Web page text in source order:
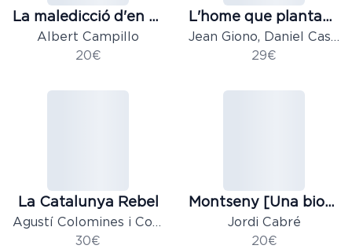
La maledicció d'en Serrallonga
Albert Campillo
20€
L'home que plantava arbres
Jean Giono, Daniel Casenave, Florence Lebonvallet
29€
La Catalunya Rebel
Agustí Colomines i Companys, Estat Català
30€
Montseny [Una biografia]
Jordi Cabré
20€